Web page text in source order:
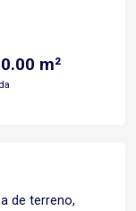
m²
de terreno,